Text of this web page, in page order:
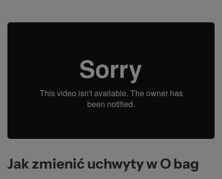
Jak zmienić uchwyty w O bag